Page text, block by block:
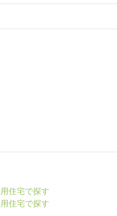
住宅で探す
住宅で探す